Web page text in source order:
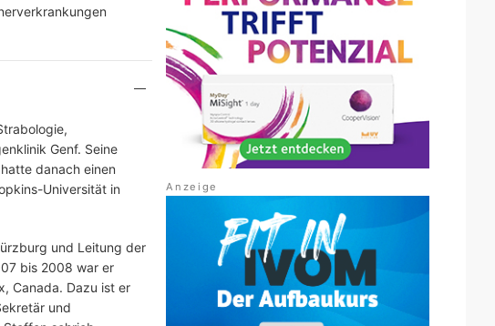
Genf. Seine
danach einen
Universität in
und Leitung der
bis 2008 war er
Canada. Dazu ist er
und